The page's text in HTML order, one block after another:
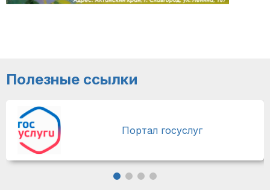
Полезные ссылки
Портал госуслуг